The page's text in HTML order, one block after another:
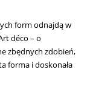
form odnajdą w
déco – o
zbędnych zdobień,
forma i doskonała